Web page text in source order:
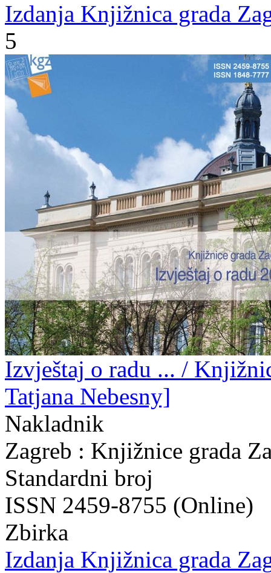
Izdanja Knjižnica grada
5
Izvještaj o radu ... /
Tatjana Nebesny]
Nakladnik
Zagreb : Knjižnice grada
Standardni broj
ISSN 2459-8755 (Online)
Zbirka
Izdanja Knjižnica grada